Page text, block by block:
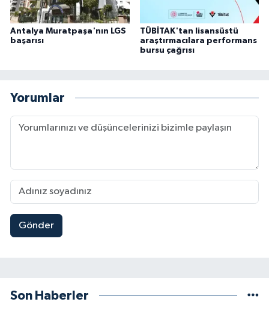
Antalya Muratpaşa'nın LGS
başarısı
TÜBİTAK'tan lisansüstü
araştırmacılara performans
bursu çağrısı
Yorumlar
Gönder
Son Haberler